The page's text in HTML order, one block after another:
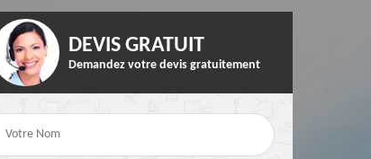
Maçon 06 Alpes-
Maritimes
Maçonnerie gros
Maritimes
DEVIS GRATUIT
Demandez votre devis gratuitement